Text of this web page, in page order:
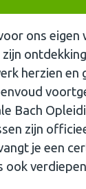
ons eigen
herzien en
Bach
zijn
je een
ook